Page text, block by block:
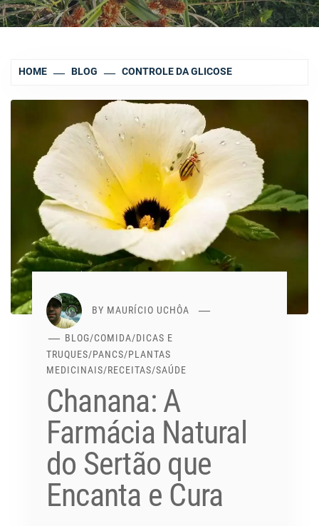
HOME BLOG CONTROLE DA GLICOSE
BY MAURÍCIO UCHÔA
BLOG/COMIDA/DICAS E
TRUQUES/PANCS/PLANTAS
MEDICINAIS/RECEITAS/SAÚDE
Chanana: A
Farmácia Natural
do Sertão que
Encanta e Cura